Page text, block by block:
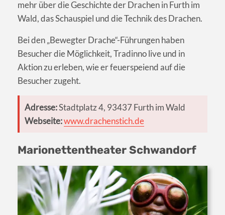
mehr über die Geschichte der Drachen in Furth im
Wald, das Schauspiel und die Technik des Drachen.
Bei den „Bewegter Drache“-Führungen haben
Besucher die Möglichkeit, Tradinno live und in
Aktion zu erleben, wie er feuerspeiend auf die
Besucher zugeht.
Adresse:Stadtplatz 4, 93437 Furth im Wald
Webseite:www.drachenstich.de
Marionettentheater Schwandorf